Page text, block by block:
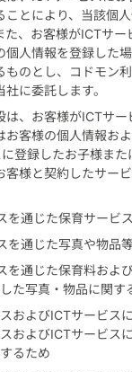
ことにより、当該個
た、お客様がICTサ
個人情報を登録した
ものとし、コドモン
に委託します。
は、お客様がICTサ
お客様の個人情報お
登録したお子様また
客様と契約したサー
を通じた保育サービ
を通じた写真や物品
を通じた保育料およ
た写真・物品に関す
およびICTサービス
およびICTサービス
るため